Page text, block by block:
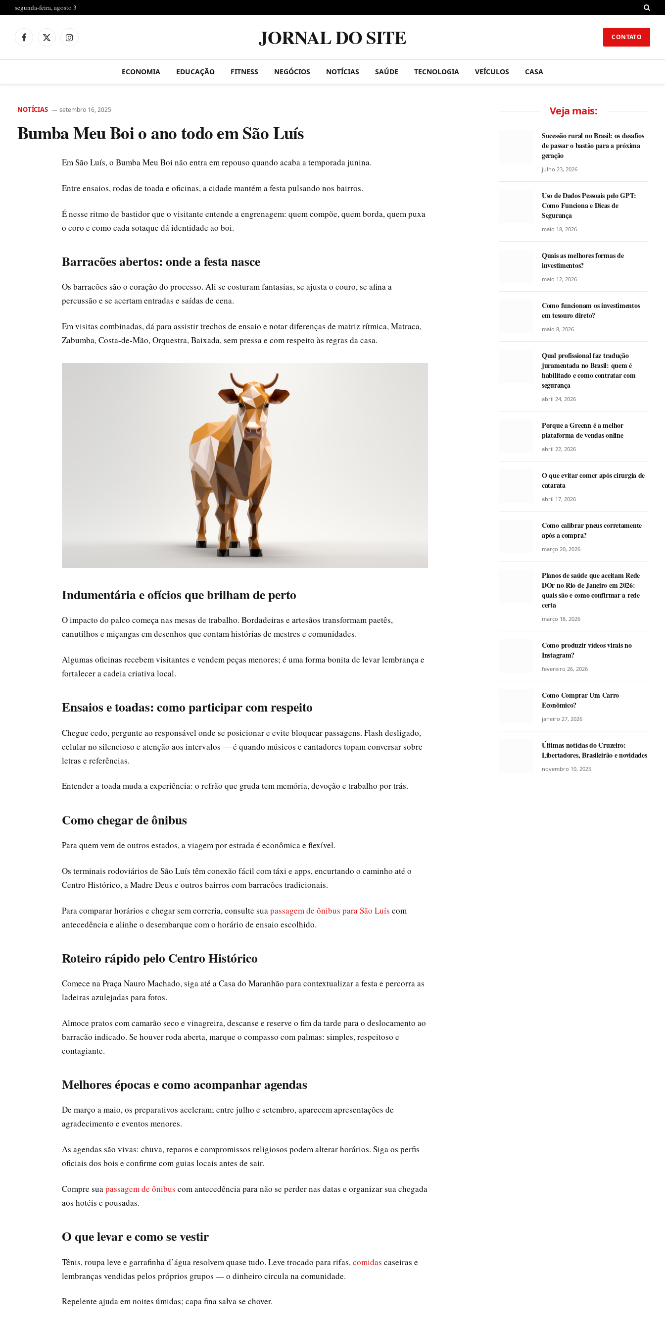
segunda-feira, agosto 3
Facebook
X
Instagram JORNAL DO SITE CONTATO
ECONOMIA EDUCAÇÃO FITNESS NEGÓCIOS NOTÍCIAS SAÚDE TECNOLOGIA VEÍCULOS CASA
NOTÍCIAS setembro 16, 2025
Bumba Meu Boi o ano todo em São Luís
Em São Luís, o Bumba Meu Boi não entra em repouso quando acaba a temporada junina.
Entre ensaios, rodas de toada e oficinas, a cidade mantém a festa pulsando nos bairros.
É nesse ritmo de bastidor que o visitante entende a engrenagem: quem compõe, quem borda, quem puxa
o coro e como cada sotaque dá identidade ao boi.
Barracões abertos: onde a festa nasce
Os barracões são o coração do processo. Ali se costuram fantasias, se ajusta o couro, se afina a
percussão e se acertam entradas e saídas de cena.
Em visitas combinadas, dá para assistir trechos de ensaio e notar diferenças de matriz rítmica, Matraca,
Zabumba, Costa-de-Mão, Orquestra, Baixada, sem pressa e com respeito às regras da casa.
Indumentária e ofícios que brilham de perto
O impacto do palco começa nas mesas de trabalho. Bordadeiras e artesãos transformam paetês,
canutilhos e miçangas em desenhos que contam histórias de mestres e comunidades.
Algumas oficinas recebem visitantes e vendem peças menores; é uma forma bonita de levar lembrança e
fortalecer a cadeia criativa local.
Ensaios e toadas: como participar com respeito
Chegue cedo, pergunte ao responsável onde se posicionar e evite bloquear passagens. Flash desligado,
celular no silencioso e atenção aos intervalos — é quando músicos e cantadores topam conversar sobre
letras e referências.
Entender a toada muda a experiência: o refrão que gruda tem memória, devoção e trabalho por trás.
Como chegar de ônibus
Para quem vem de outros estados, a viagem por estrada é econômica e flexível.
Os terminais rodoviários de São Luís têm conexão fácil com táxi e apps, encurtando o caminho até o
Centro Histórico, a Madre Deus e outros bairros com barracões tradicionais.
Para comparar horários e chegar sem correria, consulte sua passagem de ônibus para São Luís com
antecedência e alinhe o desembarque com o horário de ensaio escolhido.
Roteiro rápido pelo Centro Histórico
Comece na Praça Nauro Machado, siga até a Casa do Maranhão para contextualizar a festa e percorra as
ladeiras azulejadas para fotos.
Almoce pratos com camarão seco e vinagreira, descanse e reserve o fim da tarde para o deslocamento ao
barracão indicado. Se houver roda aberta, marque o compasso com palmas: simples, respeitoso e
contagiante.
Melhores épocas e como acompanhar agendas
De março a maio, os preparativos aceleram; entre julho e setembro, aparecem apresentações de
agradecimento e eventos menores.
As agendas são vivas: chuva, reparos e compromissos religiosos podem alterar horários. Siga os perfis
oficiais dos bois e confirme com guias locais antes de sair.
Compre suapassagem de ônibus com antecedência para não se perder nas datas e organizar sua chegada
aos hotéis e pousadas.
O que levar e como se vestir
Tênis, roupa leve e garrafinha d’água resolvem quase tudo. Leve trocado para rifas, comidas caseiras e
lembranças vendidas pelos próprios grupos — o dinheiro circula na comunidade.
Repelente ajuda em noites úmidas; capa fina salva se chover.
Veja mais:
Sucessão rural no Brasil: os desafios
de passar o bastão para a próxima
geração
julho 23, 2026
Uso de Dados Pessoais pelo GPT:
Como Funciona e Dicas de
Segurança
maio 18, 2026
Quais as melhores formas de
investimentos?
maio 12, 2026
Como funcionam os investimentos
em tesouro direto?
maio 8, 2026
Qual profissional faz tradução
juramentada no Brasil: quem é
habilitado e como contratar com
segurança
abril 24, 2026
Porque a Greenn é a melhor
plataforma de vendas online
abril 22, 2026
O que evitar comer após cirurgia de
catarata
abril 17, 2026
Como calibrar pneus corretamente
após a compra?
março 20, 2026
Planos de saúde que aceitam Rede
DOr no Rio de Janeiro em 2026:
quais são e como confirmar a rede
certa
março 18, 2026
Como produzir vídeos virais no
Instagram?
fevereiro 26, 2026
Como Comprar Um Carro
Econômico?
janeiro 27, 2026
Últimas notícias do Cruzeiro:
Libertadores, Brasileirão e novidades
novembro 10, 2025